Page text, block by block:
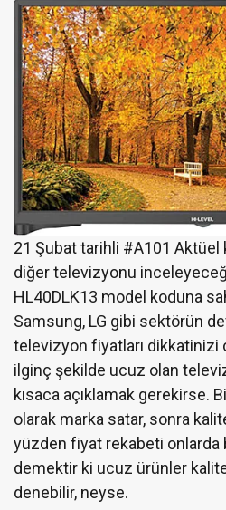
21 Şubat tarihli #A101 Aktüel
diğer televizyonu
HL40DLK13 model koduna
Samsung, LG gibi sektörün
televizyon fiyatları dikkatinizi
ilginç şekilde ucuz olan
kısaca açıklamak gerekirse.
olarak marka satar, sonra
yüzden fiyat rekabeti onlarda
demektir ki ucuz ürünler
denebilir, neyse.